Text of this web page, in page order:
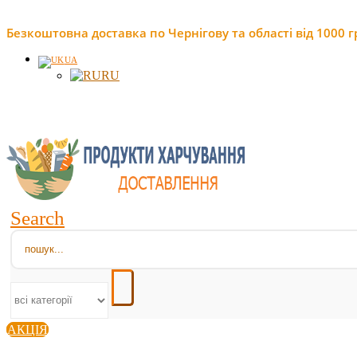
Безкоштовна доставка по Чернігову та області від 1000
UA
RU
Search
АКЦІЯ